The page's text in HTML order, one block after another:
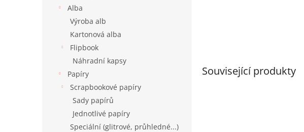
Alba
Výroba alb
Kartonová alba
Flipbook
Náhradní kapsy
Papíry
Scrapbookové papíry
Sady papírů
Jednotlivé papíry
Speciální (glitrové, průhledné...)
Související produkty